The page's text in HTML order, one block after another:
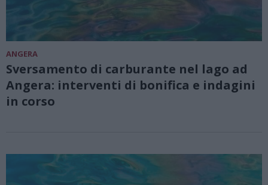
ANGERA
Sversamento di carburante nel lago ad
Angera: interventi di bonifica e indagini
in corso